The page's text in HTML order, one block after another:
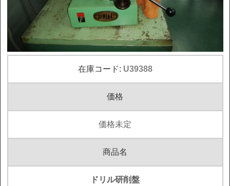
在庫コード: U39388
価格
価格未定
商品名
ドリル研削盤